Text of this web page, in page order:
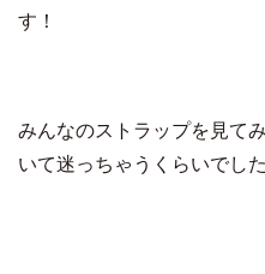
す！
みんなのストラップを見て
いて迷っちゃうくらいでし